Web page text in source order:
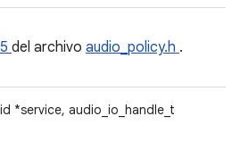
del archivo audio_policy.h .
*service, audio_io_handle_t